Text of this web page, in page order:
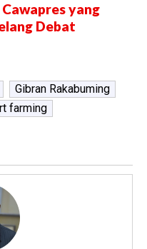
yang
Debat
Gibran Rakabuming
farming